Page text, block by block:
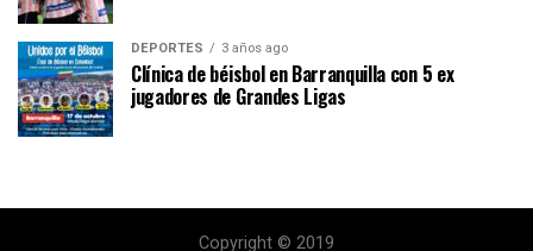
DEPORTES 3 años ago
Clínica de béisbol en Barranquilla con 5 ex
jugadores de Grandes Ligas
Copyright © 2019